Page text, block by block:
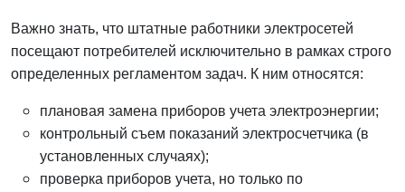
Важно знать, что штатные работники электросетей
посещают потребителей исключительно в рамках строго
определенных регламентом задач. К ним относятся:
плановая замена приборов учета электроэнергии;
контрольный съем показаний электросчетчика (в
установленных случаях);
проверка приборов учета, но только по